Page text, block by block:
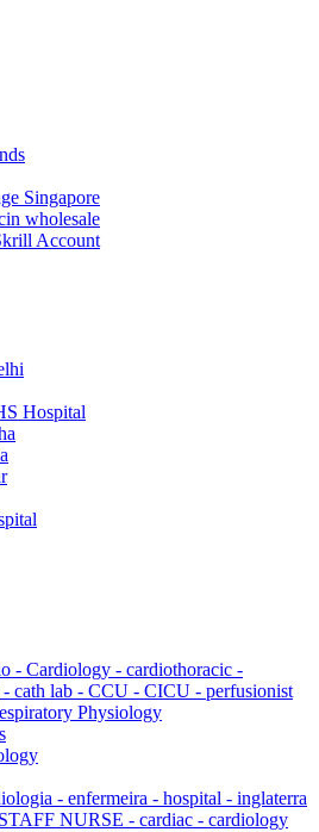
Singapore
wholesale
Account
Hospital
- Cardiology - cardiothoracic -
- cath lab - CCU - CICU - perfusionist
Physiology
- enfermeira - hospital - inglaterra
NURSE - cardiac - cardiology